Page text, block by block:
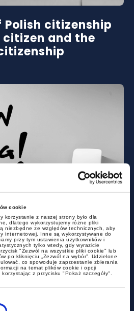
cookie
korzystanie z naszej strony było dla
dlatego wykorzystujemy różne pliki
niezbędne ze względów technicznych, aby
internetowej. Inne są wykorzystywane do
przy tym ustawienia użytkowników i
tylko wtedy, gdy wyrazicie
"Zezwól na wszystkie pliki cookie" lub
po kliknięciu „Zezwól na wybór”. Udzielone
co spowoduje zaprzestanie zbierania
na temat plików cookie i opcji
z przycisku "Pokaż szczegóły".
citizenship
and the
on transparency
in the